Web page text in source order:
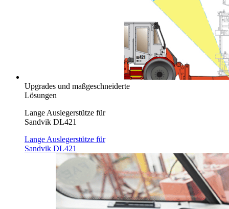
Upgrades und maßgeschneiderte
Lösungen
Lange Auslegerstütze für
Sandvik DL421
Lange Auslegerstütze für
Sandvik DL421